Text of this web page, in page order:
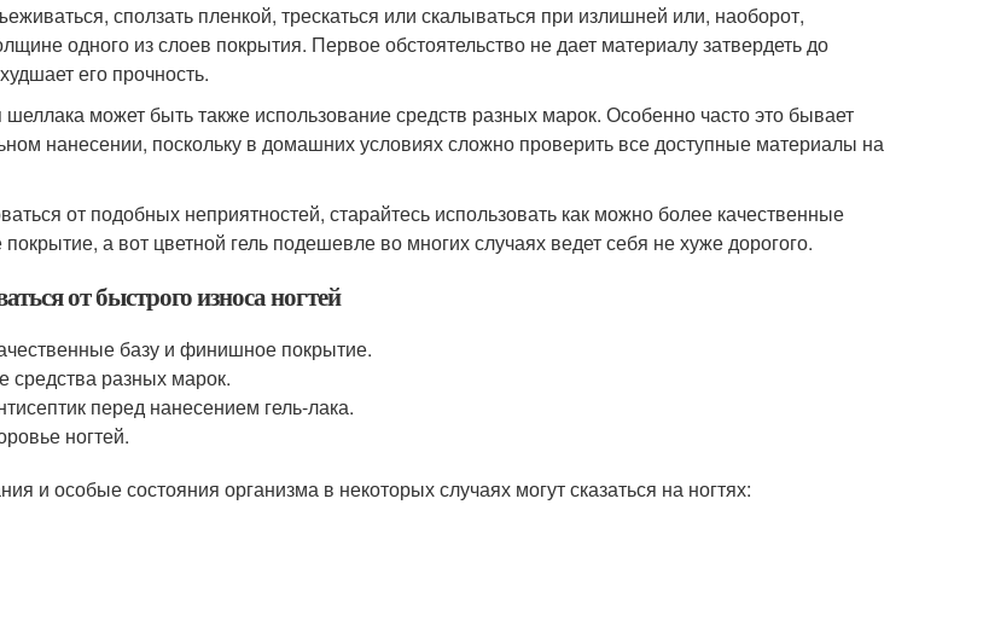
сползать пленкой, трескаться или скалываться при излишней или, наоборот,
одного из слоев покрытия. Первое обстоятельство не дает материалу затвердеть до
его прочность.
может быть также использование средств разных марок. Особенно часто это бывает
нанесении, поскольку в домашних условиях сложно проверить все доступные материалы на
от подобных неприятностей, старайтесь использовать как можно более качественные
а вот цветной гель подешевле во многих случаях ведет себя не хуже дорогого.
от быстрого износа ногтей
базу и финишное покрытие.
средства разных марок.
перед нанесением гель-лака.
ногтей.
и особые состояния организма в некоторых случаях могут сказаться на ногтях: